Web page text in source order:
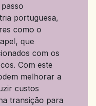
portuguesa,
como o
que
com os
Com este
melhorar a
custos
transição para